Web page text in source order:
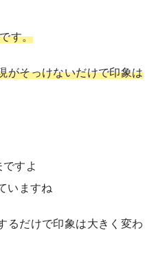
す。
がそっけないだけで印象は
すよ
いますね
るだけで印象は大きく変わ